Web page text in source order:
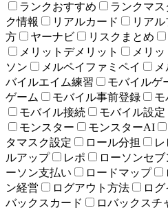
ランクおすすめ
ランクマス
ク情報
リアルカード リア
方
ヤーナビ リスクまとめ
メリットデメリット
メリ
ソン
メルペイファミペイ
バイルエイム練習
モバイルゲ
ゲーム
モバイル事前登録 モ
モバイル接続
モバイル設定
モンスター
モンスターAI
タマスク設定
ロール分担
ルアップ
レポ ローソンセブ
ーソン支払い
ロードマップ
ン経営
ログアウト方法 ロ
バックスカード
ロバックスチ